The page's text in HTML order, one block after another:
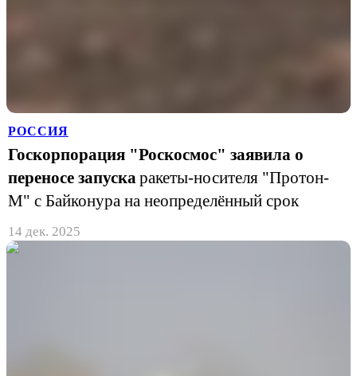
РОССИЯ
Госкорпорация "Роскосмос" заявила о
переносе запуска ракеты-носителя "Протон-
М" с Байконура на неопределённый срок
14 дек. 2025